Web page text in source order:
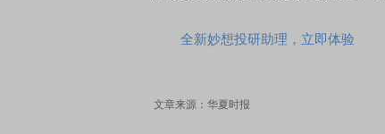
全新妙想投研助理，立即体验
文章来源：华夏时报